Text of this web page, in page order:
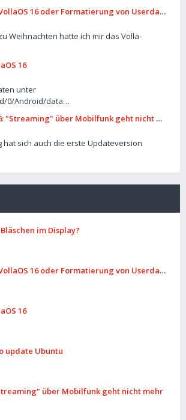
16 oder Formatierung von Userdata
Weihnachten hatte ich mir das Volla-
16
unter
0/Android/data…
"Streaming" über Mobilfunk geht nicht mehr
hat sich auch die erste Updateversion
im Display?
16 oder Formatierung von Userdata
16
update Ubuntu
über Mobilfunk geht nicht mehr